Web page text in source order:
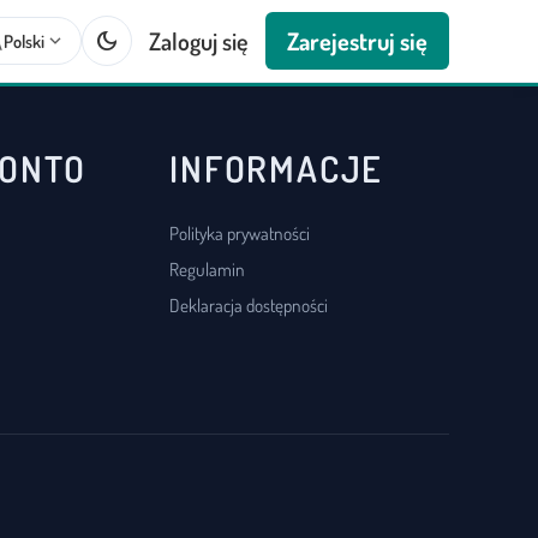
Polski expand_more dark_mode Zaloguj się Zarejestruj się
INFORMACJE
Polityka prywatności
Regulamin
Deklaracja dostępności